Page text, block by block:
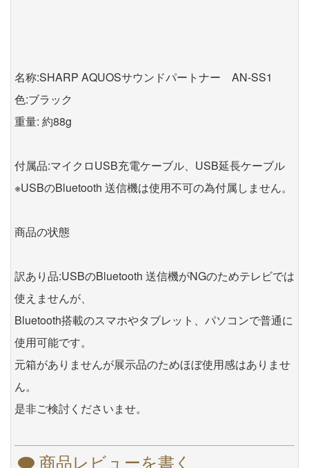
名称:SHARP AQUOSサウンドパートナー AN-SS1
色:ブラック
重量: 約88g
付属品:マイクロUSB充電ケーブル、USB延長ケーブル
※USBのBluetooth 送信機は使用不可の為付属しません。
商品の状態
訳あり品:USBのBluetooth 送信機がNGのためテレビでは
使えませんが、
Bluetooth搭載のスマホやタブレット、パソコンで普通に
使用可能です。
元箱がありませんが展示品のためほぼ使用感はありませ
ん。
是非ご検討くださいませ。
商品レビューを書く